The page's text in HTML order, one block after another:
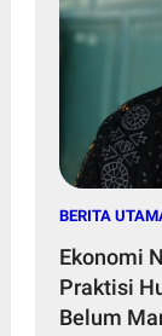
BERITA
Ekonomi
Praktisi
Belum